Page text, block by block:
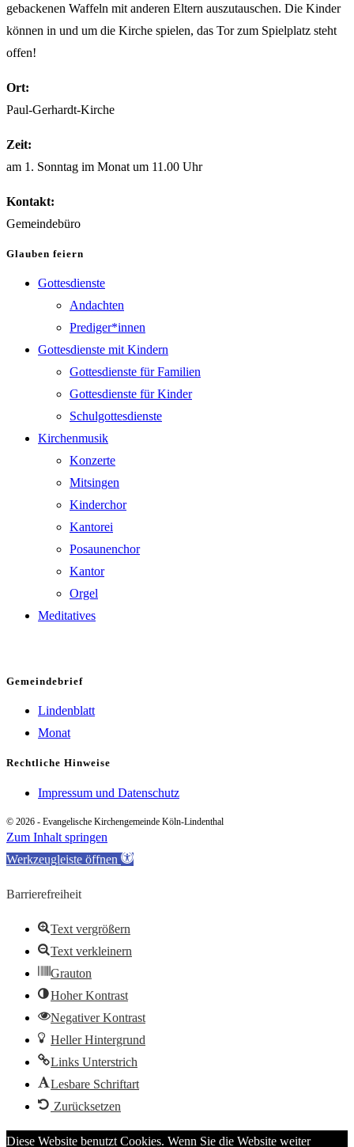
gebackenen Waffeln mit anderen Eltern auszutauschen. Die Kinder
können in und um die Kirche spielen, das Tor zum Spielplatz steht
offen!
Ort:
Paul-Gerhardt-Kirche
Zeit:
am 1. Sonntag im Monat um 11.00 Uhr
Kontakt:
Gemeindebüro
Glauben feiern
Gottesdienste
Andachten
Prediger*innen
Gottesdienste mit Kindern
Gottesdienste für Familien
Gottesdienste für Kinder
Schulgottesdienste
Kirchenmusik
Konzerte
Mitsingen
Kinderchor
Kantorei
Posaunenchor
Kantor
Orgel
Meditatives
Gemeindebrief
Lindenblatt
Monat
Rechtliche Hinweise
Impressum und Datenschutz
© 2026 - Evangelische Kirchengemeinde Köln-Lindenthal
Zum Inhalt springen
Werkzeugleiste öffnen
Barrierefreiheit
Text vergrößern
Text verkleinern
Grauton
Hoher Kontrast
Negativer Kontrast
Heller Hintergrund
Links Unterstrich
Lesbare Schriftart
Zurücksetzen
Diese Website benutzt Cookies. Wenn Sie die Website weiter